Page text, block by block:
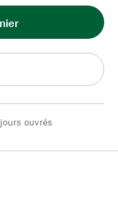
ouvrés